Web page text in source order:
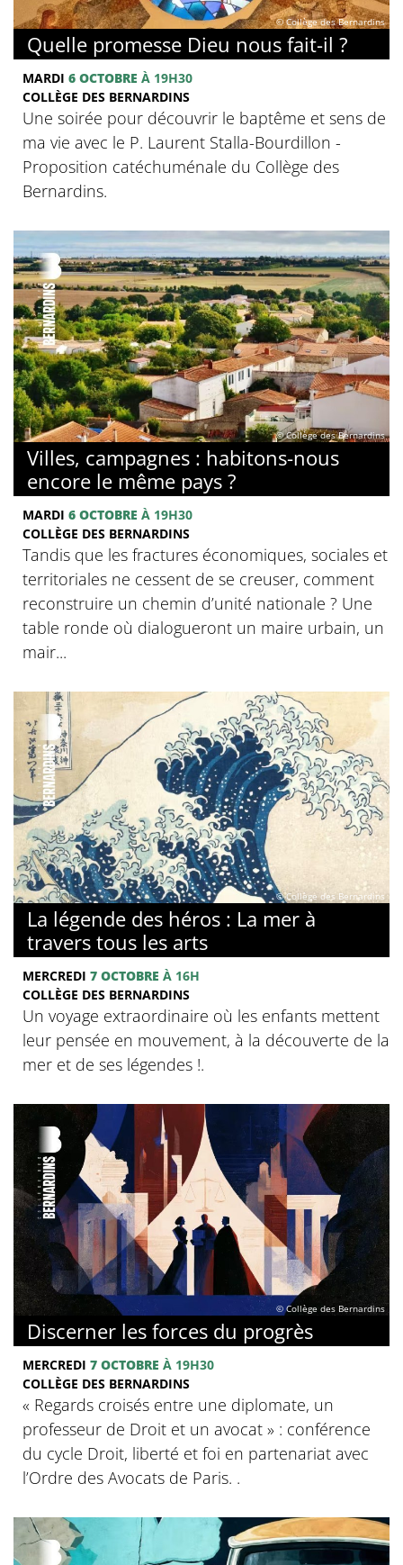
© Collège des Bernardins
Quelle promesse Dieu nous fait-il ?
MARDI 6 OCTOBRE À 19H30
COLLÈGE DES BERNARDINS
Une soirée pour découvrir le baptême et sens de
ma vie avec le P. Laurent Stalla-Bourdillon -
Proposition catéchuménale du Collège des
Bernardins.
© Collège des Bernardins
Villes, campagnes : habitons-nous
encore le même pays ?
MARDI 6 OCTOBRE À 19H30
COLLÈGE DES BERNARDINS
Tandis que les fractures économiques, sociales et
territoriales ne cessent de se creuser, comment
reconstruire un chemin d’unité nationale ? Une
table ronde où dialogueront un maire urbain, un
mair...
© Collège des Bernardins
La légende des héros : La mer à
travers tous les arts
MERCREDI 7 OCTOBRE À 16H
COLLÈGE DES BERNARDINS
Un voyage extraordinaire où les enfants mettent
leur pensée en mouvement, à la découverte de la
mer et de ses légendes !.
© Collège des Bernardins
Discerner les forces du progrès
MERCREDI 7 OCTOBRE À 19H30
COLLÈGE DES BERNARDINS
‍« Regards croisés entre une diplomate, un
professeur de Droit et un avocat » : conférence
du cycle Droit, liberté et foi en partenariat avec
l’Ordre des Avocats de Paris. .